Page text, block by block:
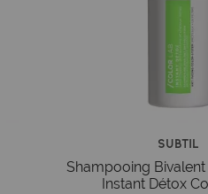
Subtil
Shampooing
Instant Détox